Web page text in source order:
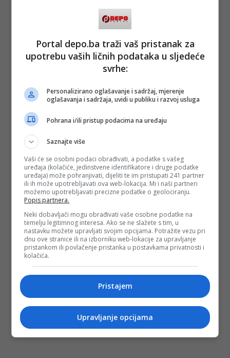
Portal depo.ba traži vaš pristanak za
upotrebu vaših ličnih podataka u sljedeće
svrhe:
Personalizirano oglašavanje i sadržaj, mjerenje
oglašavanja i sadržaja, uvidi u publiku i razvoj usluga
Pohrana i/ili pristup podacima na uređaju
Saznajte više
Vaši će se osobni podaci obrađivati, a podatke s vašeg
uređaja (kolačiće, jedinstvene identifikatore i druge podatke
uređaja) može pohranjivati, dijeliti te im pristupati 241 partner
ili ih može upotrebljavati ova web-lokacija. Mi i naši partneri
možemo upotrebljavati precizne podatke o geolociranju.
Popis partnera.
Neki dobavljači mogu obrađivati vaše osobne podatke na
temelju legitimnog interesa. Ako se ne slažete s tim, u
nastavku možete upravljati svojim opcijama. Potražite vezu pri
dnu ove stranice ili na izborniku web-lokacije za upravljanje
pristankom ili povlačenje pristanka u postavkama privatnosti i
kolačića.
Pristajem
Upravljanje opcijama